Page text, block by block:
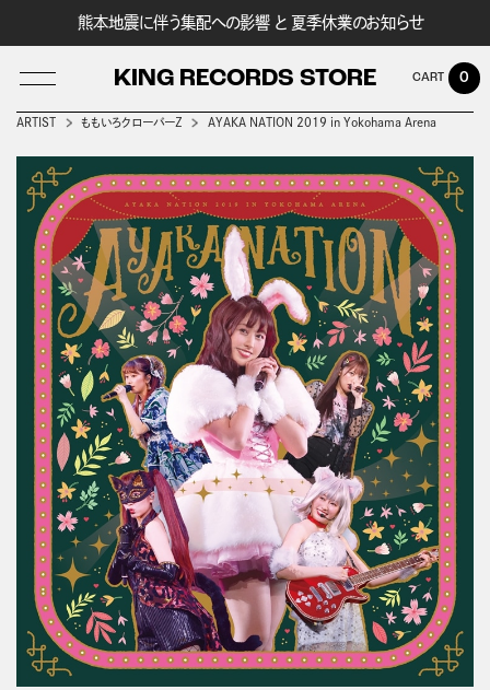
熊本地震に伴う集配への影響 と 夏季休業のお知らせ
KING RECORDS STORE
LOG IN
0
ARTIST ももいろクローバーＺ AYAKA NATION 2019 in Yokohama Arena